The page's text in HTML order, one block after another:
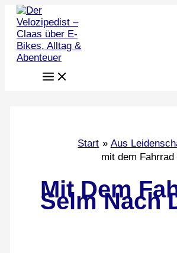
Zum
Inhalt
springen
Start
Aus
mit dem
Mit Dem
Selm Nach